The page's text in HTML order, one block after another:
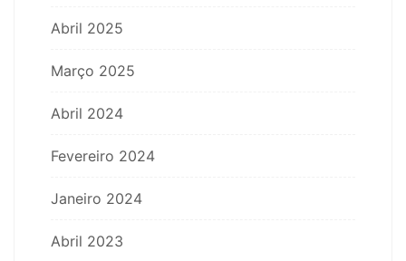
Abril 2025
Março 2025
Abril 2024
Fevereiro 2024
Janeiro 2024
Abril 2023